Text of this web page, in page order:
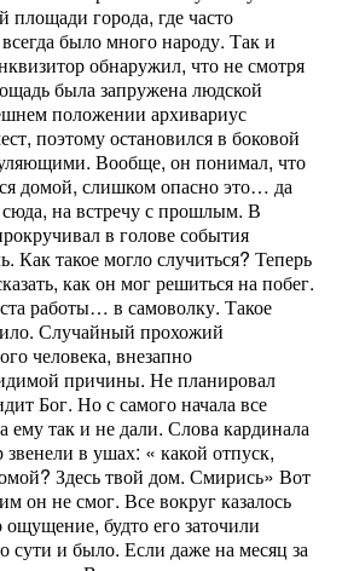
города, где часто
было много народу. Так и
обнаружил, что не смотря
была запружена людской
положении архивариус
поэтому остановился в боковой
Вообще, он понимал, что
домой, слишком опасно это… да
сюда, на встречу с прошлым. В
в голове события
Как такое могло случиться? Теперь
как он мог решиться на побег.
работы… в самоволку. Такое
Случайный прохожий
человека, внезапно
причины. Не планировал
Бог. Но с самого начала все
ему так и не дали. Слова кардинала
в ушах: « какой отпуск,
Здесь твой дом. Смирись» Вот
он не смог. Все вокруг казалось
будто его заточили
сути и было. Если даже на месяц за